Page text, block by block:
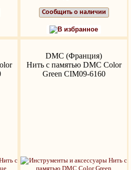
Сообщить о наличии
В избранное
DMC (Франция)
Нить с памятью DMC Color
Green CIM09-6160